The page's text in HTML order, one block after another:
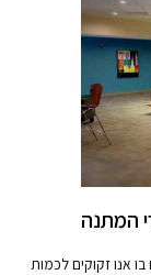
המתנה
אנו זקוקים לכמות